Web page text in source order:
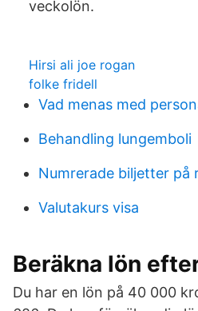
veckolön.
Hirsi ali joe rogan
folke fridell
Vad menas med
Behandling lungemboli
Numrerade biljetter på
Valutakurs visa
Beräkna lön
Du har en lön på 40 000